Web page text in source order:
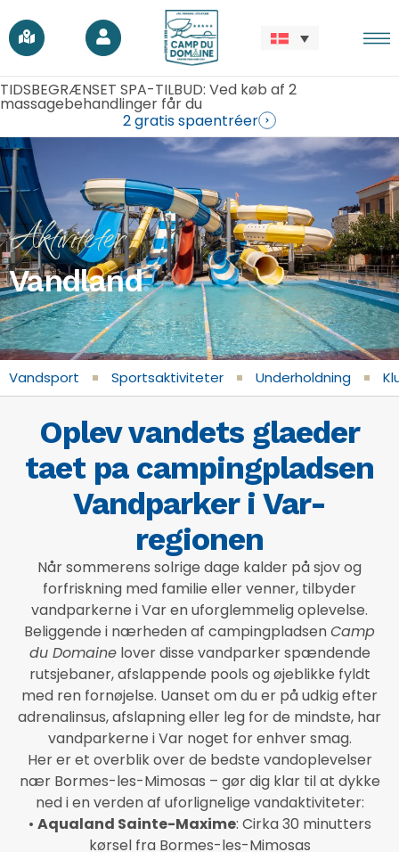
TIDSBEGRÆNSET SPA-TILBUD: Ved køb af 2
massagebehandlinger får du
2 gratis spaentréer
Aktiviteter
Vandland.
Vandsport Sportsaktiviteter Underholdning
Oplev vandets glaeder
taet pa campingpladsen
Vandparker i Var-
regionen
Når sommerens solrige dage kalder på sjov og
forfriskning med familie eller venner, tilbyder
vandparkerne i Var en uforglemmelig oplevelse.
Beliggende i nærheden af campingpladsenCamp
du Domainelover disse vandparker spændende
rutsjebaner, afslappende pools og øjeblikke fyldt
med ren fornøjelse. Uanset om du er på udkig efter
adrenalinsus, afslapning eller leg for de mindste, har
vandparkerne i Var noget for enhver smag.
Her er et overblik over de bedste vandoplevelser
nær Bormes-les-Mimosas – gør dig klar til at dykke
ned i en verden af uforlignelige vandaktiviteter:
• Aqualand Sainte-Maxime: Cirka 30 minutters
kørsel fra Bormes-les-Mimosas